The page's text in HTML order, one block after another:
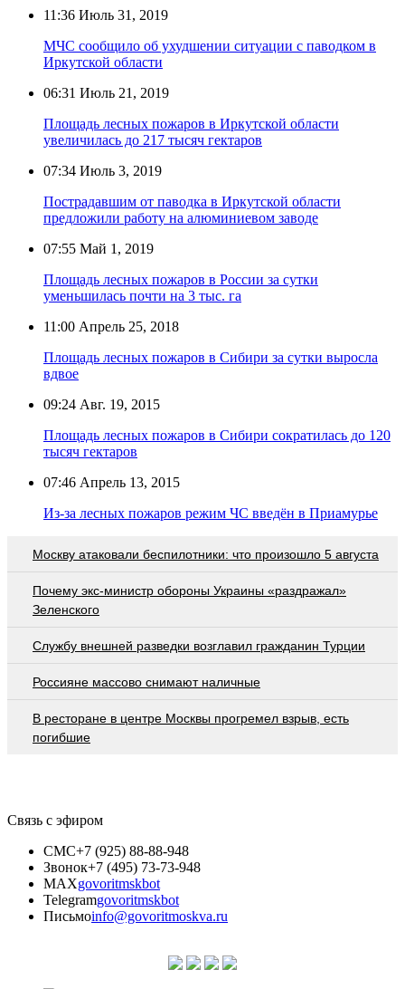
11:36 Июль 31, 2019
МЧС сообщило об ухудшении ситуации с паводком в
Иркутской области
06:31 Июль 21, 2019
Площадь лесных пожаров в Иркутской области
увеличилась до 217 тысяч гектаров
07:34 Июль 3, 2019
Пострадавшим от паводка в Иркутской области
предложили работу на алюминиевом заводе
07:55 Май 1, 2019
Площадь лесных пожаров в России за сутки
уменьшилась почти на 3 тыс. га
11:00 Апрель 25, 2018
Площадь лесных пожаров в Сибири за сутки выросла
вдвое
09:24 Авг. 19, 2015
Площадь лесных пожаров в Сибири сократилась до 120
тысяч гектаров
07:46 Апрель 13, 2015
Из-за лесных пожаров режим ЧС введён в Приамурье
Москву атаковали беспилотники: что произошло 5 августа
Почему экс-министр обороны Украины «раздражал»
Зеленского
Службу внешней разведки возглавил гражданин Турции
Россияне массово снимают наличные
В ресторане в центре Москвы прогремел взрыв, есть
погибшие
Связь с эфиром
СМС+7 (925) 88-88-948
Звонок+7 (495) 73-73-948
MAXgovoritmskbot
Telegramgovoritmskbot
Письмоinfo@govoritmoskva.ru